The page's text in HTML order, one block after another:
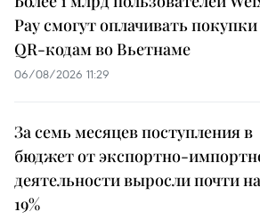
Pay смогут оплачивать
QR-кодам во Вьетнаме
06/08/2026 11:29
За семь месяцев поступления в
бюджет от экспортно-
деятельности выросли почти на
19%